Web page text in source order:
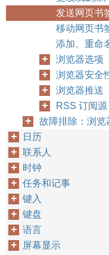
发送网页书
移动网页书
添加、重命
浏览器选项
浏览器安全
浏览器推送
RSS 订阅源
故障排除：浏览
日历
联系人
时钟
任务和记事
键入
键盘
语言
屏幕显示